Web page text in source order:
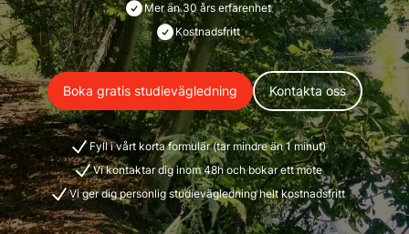
Mer än 30 års erfarenhet
Kostnadsfritt
Boka gratis studievägledning Kontakta oss
Fyll i vårt korta formulär (tar mindre än 1 minut)
Vi kontaktar dig inom 48h och bokar ett möte
Vi ger dig personlig studievägledning helt kostnadsfritt